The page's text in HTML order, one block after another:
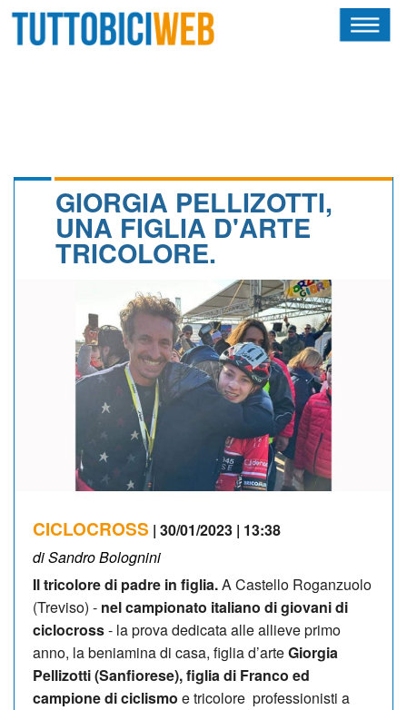
CALENDARIO
GIORGIA PELLIZOTTI,
UNA FIGLIA D'ARTE
TRICOLORE.
CICLOCROSS | 30/01/2023 | 13:38
di Sandro Bolognini
Il tricolore di padre in figlia.A Castello Roganzuolo
(Treviso) - nel campionato italiano di giovani di
ciclocross- la prova dedicata alle allieve primo
anno, la beniamina di casa, figlia d’arteGiorgia
Pellizotti (Sanfiorese), figlia di Franco ed
campione di ciclismo e tricolore professionisti a